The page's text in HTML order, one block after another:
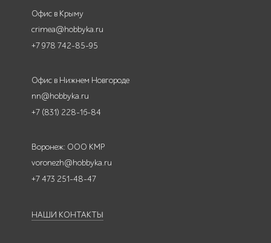
Офис в Крыму
crimea@hobbyka.ru
+7 978 742-85-95
Офис в Нижнем Новгороде
nn@hobbyka.ru
+7 (831) 228-16-84
Воронеж: ООО КМР
voronezh@hobbyka.ru
+7 473 251-48-47
НАШИ КОНТАКТЫ